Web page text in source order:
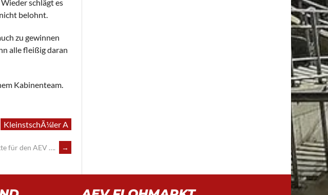
schlägt es
belohnt.
zu gewinnen
alle fleißig daran
Kabinenteam.
KleinstschÃ¼ler A
für den AEV …. →